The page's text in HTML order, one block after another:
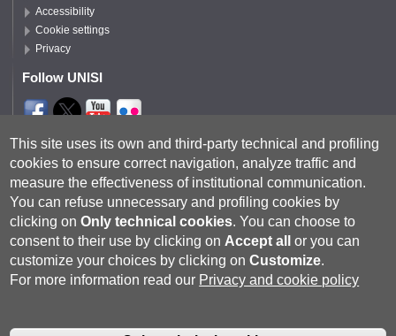
Accessibility
Cookie settings
Privacy
Follow UNISI
Segui DSFTA
This site uses its own and third-party technical and profiling
cookies to ensure correct navigation, analyze traffic and
measure the effectiveness of institutional communication.
You can refuse unnecessary and profiling cookies by
clicking onOnly technical cookies. You can choose to
consent to their use by clicking on Accept all
or you can
customize your choices by clicking onCustomize.
For more information read our Privacy and cookie policy